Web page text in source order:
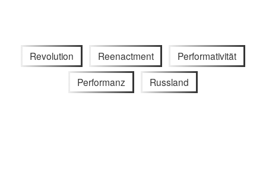
Revolution Reenactment Performativität
Performanz Russland